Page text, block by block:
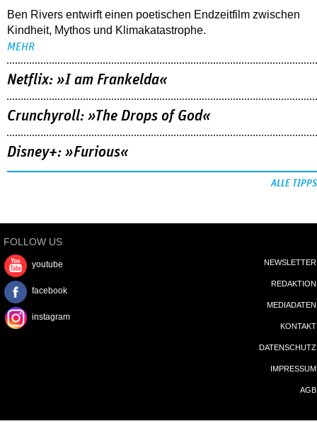
Ben Rivers entwirft einen poetischen Endzeitfilm zwischen
Kindheit, Mythos und Klimakatastrophe.
MEHR
Netflix: »I am Frankelda«
Crunchyroll: »The Drops of God«
Disney+: »Furious«
ALLE TIPPS
FOLLOW US
youtube
facebook
instagram
NEWSLETTER
REDAKTION
MEDIADATEN
KONTAKT
DATENSCHUTZ
IMPRESSUM
AGB